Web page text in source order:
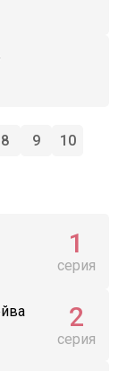
8 9 10
1
серия
2
серия